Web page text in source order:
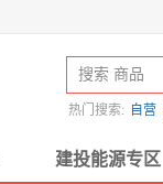
热门搜索: 自营
建投能源专区